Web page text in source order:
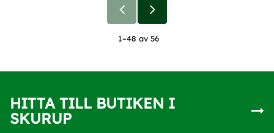
1–48 av 56
HITTA TILL BUTIKEN I
SKURUP